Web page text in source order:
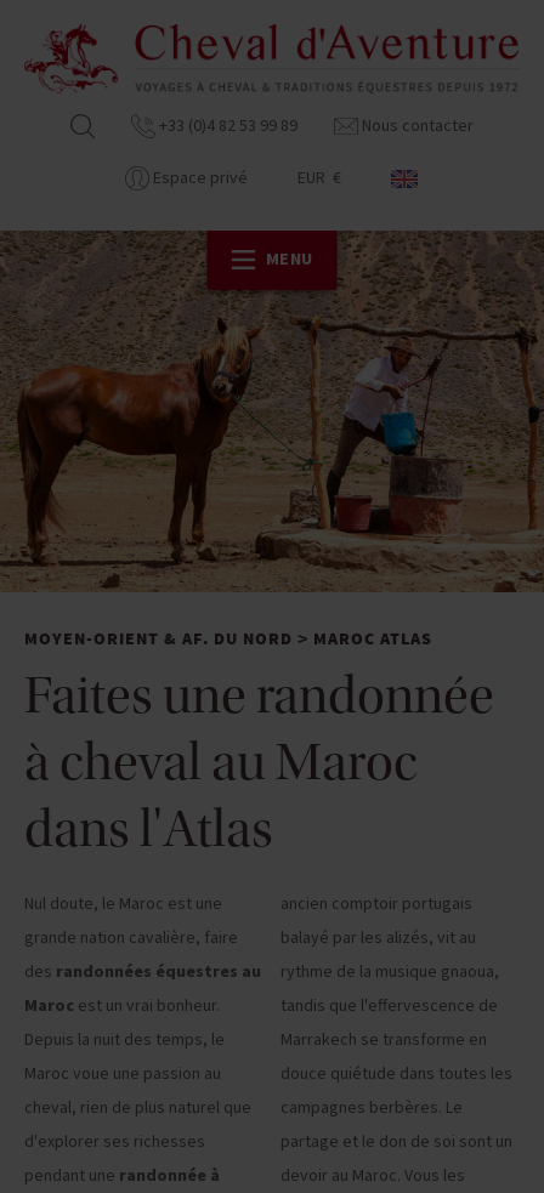
+33 (0)4 82 53 99 89 Nous contacter
Espace privé EUR €
MENU
MOYEN-ORIENT & AF. DU NORD > MAROC ATLAS
Faites une randonnée
à cheval au Maroc
dans l'Atlas
Nul doute, le Maroc est une
grande nation cavalière, faire
des randonnées équestres au
Maroc est un vrai bonheur.
Depuis la nuit des temps, le
Maroc voue une passion au
cheval, rien de plus naturel que
d'explorer ses richesses
pendant une randonnée à
ancien comptoir portugais
balayé par les alizés, vit au
rythme de la musique gnaoua,
tandis que l'effervescence de
Marrakech se transforme en
douce quiétude dans toutes les
campagnes berbères. Le
partage et le don de soi sont un
devoir au Maroc. Vous les